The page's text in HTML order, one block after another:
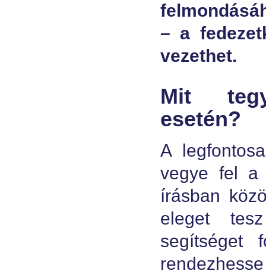
– a
vezethet.
Mit
esetén?
A
vegye fel a
írásban
eleget
segítséget